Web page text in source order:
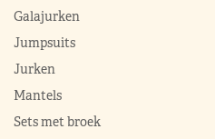
Galajurken
Jumpsuits
Jurken
Mantels
Sets met broek